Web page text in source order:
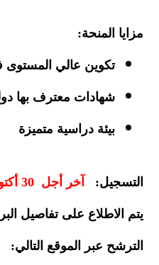
مزايا المنحة:
تكوين عالي
شهادات معترف بها
بيئة دراسية متميزة
التسجيل: آخر أجل 30 أكتوبر 2026
يتم الاطلاع على تفاصيل
الترشح عبر الموقع التالي: